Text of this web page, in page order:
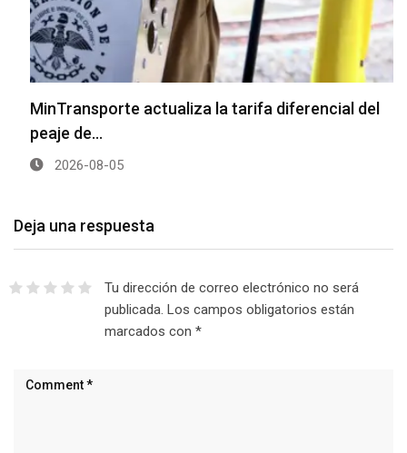
MinTransporte actualiza la tarifa diferencial del
peaje de…
2026-08-05
Deja una respuesta
Tu dirección de correo electrónico no será
publicada. Los campos obligatorios están
marcados con *